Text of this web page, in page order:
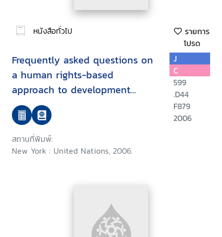
หนังสือทั่วไป
รายการ
โปรด
Frequently asked questions on
a human rights-based
approach to development
cooperation
สถานที่พิมพ์:
New York : United Nations, 2006.
J
C
599
.D44
F879
2006